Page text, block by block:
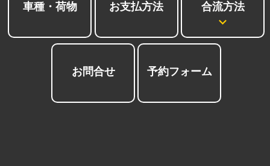
車種・荷物 お支払方法 合流方法
お問合せ 予約フォーム